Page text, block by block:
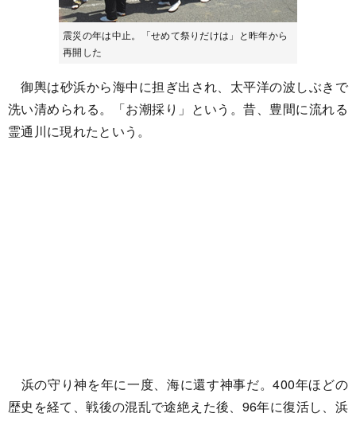
震災の年は中止。「せめて祭りだけは」と昨年から
再開した
御輿は砂浜から海中に担ぎ出され、太平洋の波しぶきで
洗い清められる。「お潮採り」という。昔、豊間に流れる
霊通川に現れたという。
浜の守り神を年に一度、海に還す神事だ。400年ほどの
歴史を経て、戦後の混乱で途絶えた後、96年に復活し、浜